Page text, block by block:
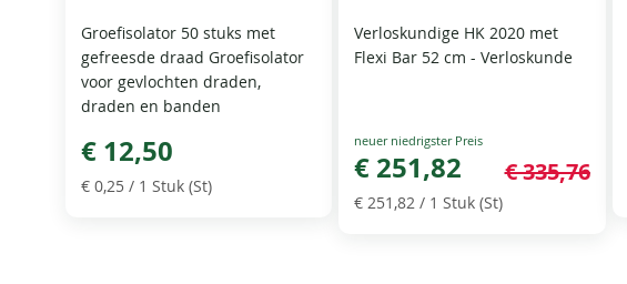
Groefisolator 50 stuks met
gefreesde draad Groefisolator
voor gevlochten draden,
draden en banden
€ 12,50
€ 0,25 / 1 Stuk (St)
Verloskundige HK 2020 met
Flexi Bar 52 cm - Verloskunde
Special
Price
€ 251,82 € 335,76
€ 251,82 / 1 Stuk (St)